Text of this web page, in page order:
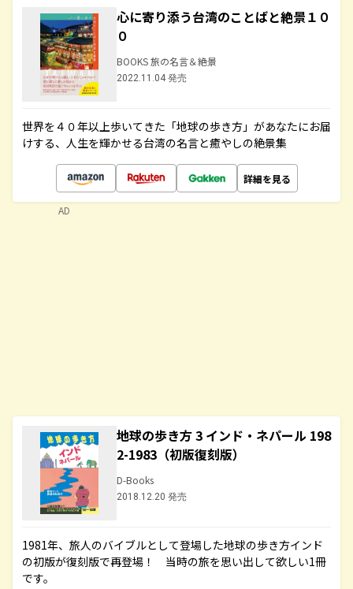
心に寄り添う台湾のことばと絶景１０
０
BOOKS 旅の名言＆絶景
2022.11.04 発売
世界を４０年以上歩いてきた「地球の歩き方」があなたにお届
けする、人生を輝かせる台湾の名言と癒やしの絶景集
詳細を見る
地球の歩き方 3 インド・ネパール 198
2-1983（初版復刻版）
D-Books
2018.12.20 発売
1981年、旅人のバイブルとして登場した地球の歩き方インド
の初版が復刻版で再登場！ 当時の旅を思い出して欲しい1冊
です。
AD